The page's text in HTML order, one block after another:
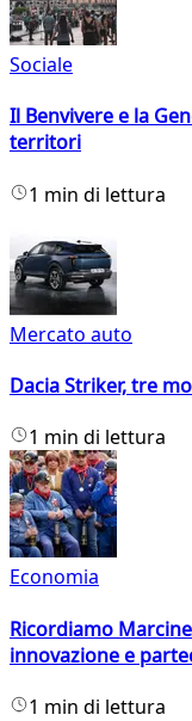
Sociale
Il Benvivere e la
territori
1 min di lettura
Mercato auto
Dacia Striker, tre
1 min di lettura
Economia
Ricordiamo
innovazione e
1 min di lettura